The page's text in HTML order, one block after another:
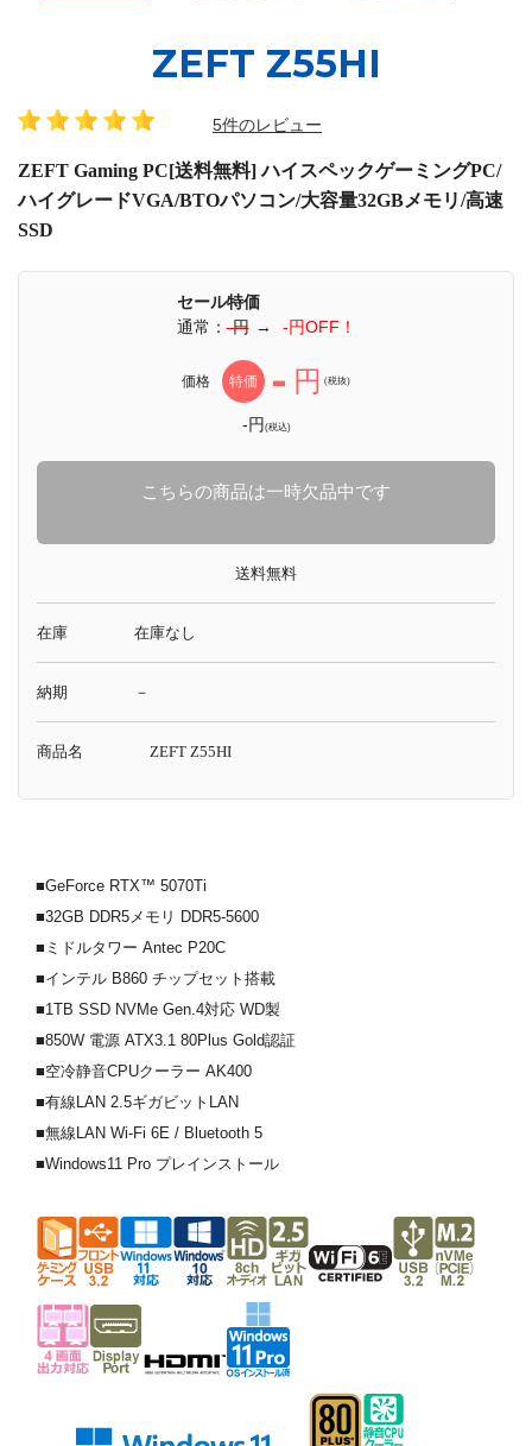
ZEFT Z55HI
5件のレビュー
ZEFT Gaming PC[送料無料] ハイスペックゲーミングPC/
ハイグレードVGA/BTOパソコン/大容量32GBメモリ/高速
SSD
セール特価
通常：-円 → -円OFF！
価格 特価 - 円 (税抜)
-円(税込)
こちらの商品は一時欠品中です
送料無料
在庫 在庫なし
納期 －
商品名 ZEFT Z55HI
■GeForce RTX™ 5070Ti
■32GB DDR5メモリ DDR5-5600
■ミドルタワー Antec P20C
■インテル B860 チップセット搭載
■1TB SSD NVMe Gen.4対応 WD製
■850W 電源 ATX3.1 80Plus Gold認証
■空冷静音CPUクーラー AK400
■有線LAN 2.5ギガビットLAN
■無線LAN Wi-Fi 6E / Bluetooth 5
■Windows11 Pro プレインストール